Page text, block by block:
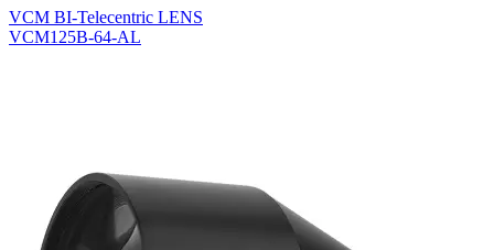
VCM BI-Telecentric LENS
VCM125B-64-AL